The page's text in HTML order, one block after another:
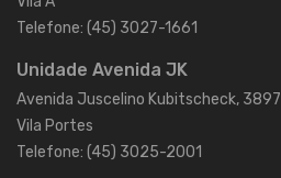
Telefone: (45) 3027-1661
Unidade Avenida JK
Avenida Juscelino Kubitscheck, 3897
Vila Portes
Telefone: (45) 3025-2001